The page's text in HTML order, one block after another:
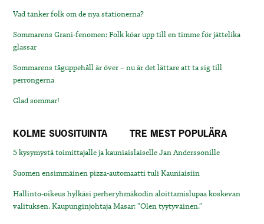
Vad tänker folk om de nya stationerna?
Sommarens Grani-fenomen: Folk köar upp till en timme för jättelika
glassar
Sommarens tåguppehåll är över – nu är det lättare att ta sig till
perrongerna
Glad sommar!
KOLME SUOSITUINTA TRE MEST POPULÄRA
5 kysymystä toimittajalle ja kauniaislaiselle Jan Anderssonille
Suomen ensimmäinen pizza-automaatti tuli Kauniaisiin
Hallinto-oikeus hylkäsi perheryhmäkodin aloittamislupaa koskevan
valituksen. Kaupunginjohtaja Masar: “Olen tyytyväinen.”